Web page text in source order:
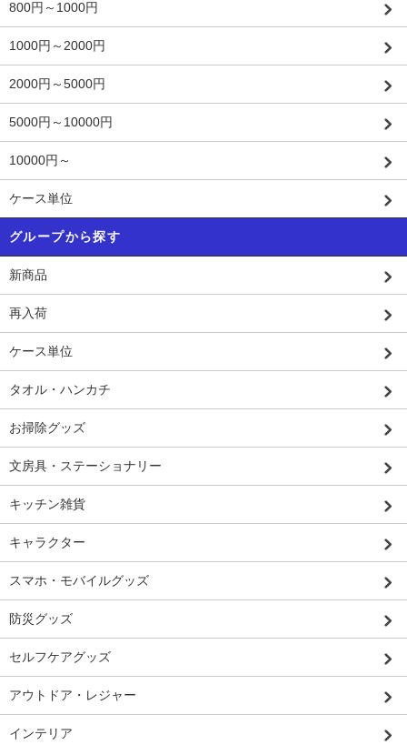
800円～1000円
1000円～2000円
2000円～5000円
5000円～10000円
10000円～
ケース単位
グループから探す
新商品
再入荷
ケース単位
タオル・ハンカチ
お掃除グッズ
文房具・ステーショナリー
キッチン雑貨
キャラクター
スマホ・モバイルグッズ
防災グッズ
セルフケアグッズ
アウトドア・レジャー
インテリア